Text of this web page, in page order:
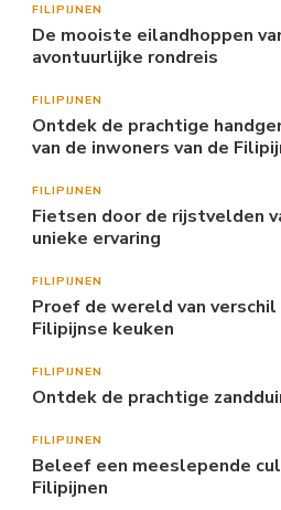
FILIPIJNEN
De mooiste eilandhoppen
avontuurlijke rondreis
FILIPIJNEN
Ontdek de prachtige
van de inwoners van de
FILIPIJNEN
Fietsen door de rijstvelden
unieke ervaring
FILIPIJNEN
Proef de wereld van verschil
Filipijnse keuken
FILIPIJNEN
Ontdek de prachtige
FILIPIJNEN
Beleef een meeslepende
Filipijnen